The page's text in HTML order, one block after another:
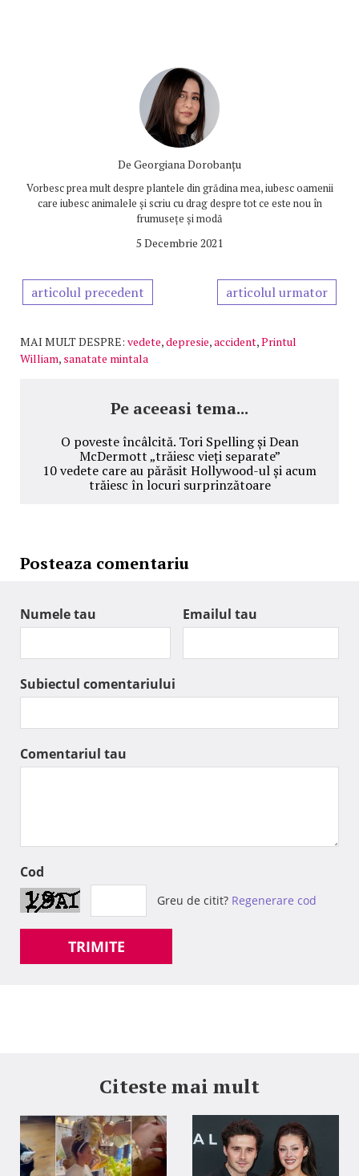
De Georgiana Dorobanțu
Vorbesc prea mult despre plantele din grădina mea, iubesc oamenii
care iubesc animalele și scriu cu drag despre tot ce este nou în
frumusețe și modă
5 Decembrie 2021
articolul precedent articolul urmator
MAI MULT DESPRE: vedete,depresie,accident,Printul
William, sanatate mintala
Pe aceeasi tema...
O poveste încâlcită. Tori Spelling și Dean
McDermott „trăiesc vieți separate”
10 vedete care au părăsit Hollywood-ul și acum
trăiesc în locuri surprinzătoare
Posteaza comentariu
Numele tau Emailul tau
Subiectul comentariului
Comentariul tau
Cod
Greu de citit? Regenerare cod
TRIMITE
Citeste mai mult